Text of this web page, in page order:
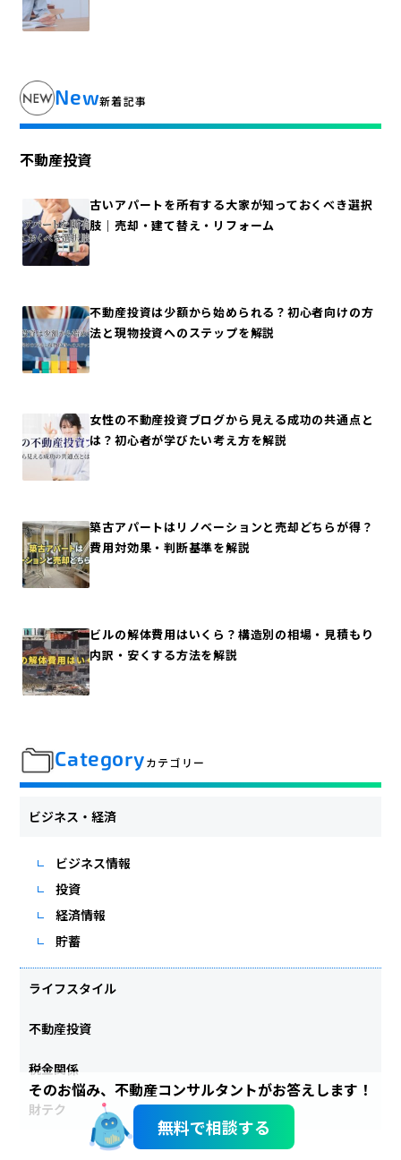
New新着記事
不動産投資
古いアパートを所有する大家が知っておくべき選択
肢｜売却・建て替え・リフォーム
不動産投資は少額から始められる？初心者向けの方
法と現物投資へのステップを解説
女性の不動産投資ブログから見える成功の共通点と
は？初心者が学びたい考え方を解説
築古アパートはリノベーションと売却どちらが得？
費用対効果・判断基準を解説
ビルの解体費用はいくら？構造別の相場・見積もり
内訳・安くする方法を解説
Categoryカテゴリー
ビジネス・経済
ビジネス情報
投資
経済情報
貯蓄
ライフスタイル
不動産投資
税金関係
財テク
そのお悩み、不動産コンサルタントがお答えします！
無料で相談する